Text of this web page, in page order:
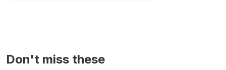
Don't miss these